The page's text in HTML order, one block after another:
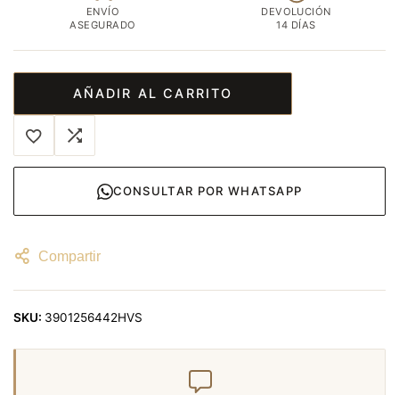
ENVÍO
ASEGURADO
DEVOLUCIÓN
14 DÍAS
AÑADIR AL CARRITO
CONSULTAR POR WHATSAPP
Compartir
SKU: 3901256442HVS